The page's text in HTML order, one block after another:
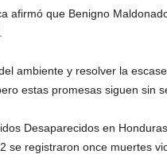
afirmó que Benigno
ambiente y resolver la
estas promesas siguen sin
Desaparecidos en Honduras
se registraron once muertes